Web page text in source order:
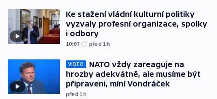
Ke stažení vládní kulturní politiky
vyzvaly profesní organizace, spolky
i odbory
10:07 před 1h
VIDEO
NATO vždy zareaguje na
hrozby adekvátně, ale musíme být
připraveni, míní Vondráček
před 1h